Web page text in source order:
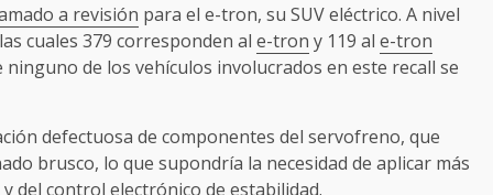
a revisión para el e-tron, su SUV eléctrico. A nivel
cuales 379 corresponden al e-tron y 119 al e-tron
de los vehículos involucrados en este recall se
defectuosa de componentes del servofreno, que
brusco, lo que supondría la necesidad de aplicar más
del control electrónico de estabilidad.